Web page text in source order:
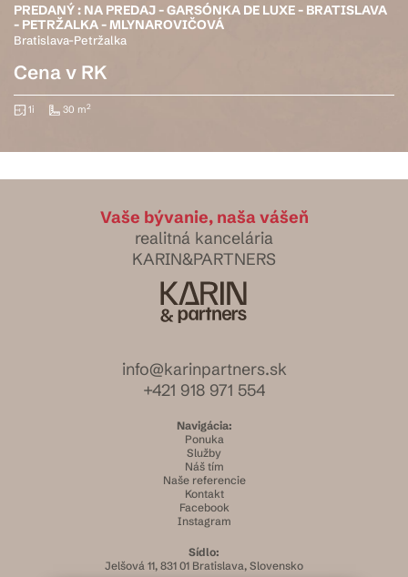
PREDANÝ ! EXKLUZÍVNE NA PREDAJ: 2,5 IZBOVÝ BYT NA
PREROBENIE, 64,50 M2, UL. J.C. HRONSKÉHO - NOVÉ MESTO
Bratislava-Nové Mesto
Cena v RK
64 m
Vaše bývanie, naša vášeň
realitná kancelária
KARIN&PARTNERS
info@karinpartners.sk
+421 918 971 554
Navigácia:
Ponuka
Služby
Náš tím
Naše referencie
Kontakt
Facebook
Instagram
Sídlo:
Jelšová 11, 831 01 Bratislava, Slovensko